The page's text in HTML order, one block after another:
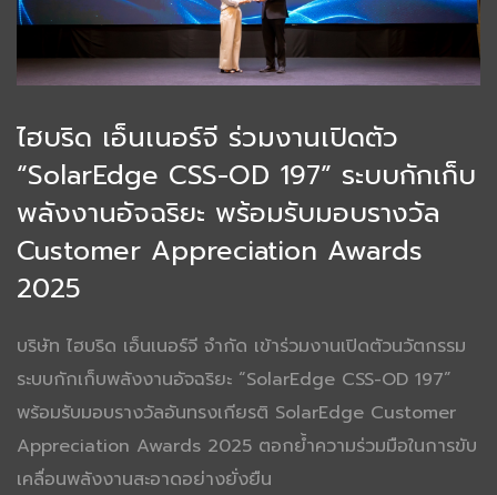
ไฮบริด เอ็นเนอร์จี ร่วมงานเปิดตัว
“SolarEdge CSS-OD 197” ระบบกักเก็บ
พลังงานอัจฉริยะ พร้อมรับมอบรางวัล
Customer Appreciation Awards
2025
บริษัท ไฮบริด เอ็นเนอร์จี จำกัด เข้าร่วมงานเปิดตัวนวัตกรรม
ระบบกักเก็บพลังงานอัจฉริยะ “SolarEdge CSS-OD 197”
พร้อมรับมอบรางวัลอันทรงเกียรติ SolarEdge Customer
Appreciation Awards 2025 ตอกย้ำความร่วมมือในการขับ
เคลื่อนพลังงานสะอาดอย่างยั่งยืน